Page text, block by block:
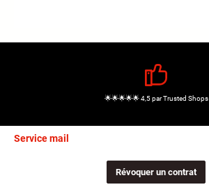
🌟🌟🌟🌟🌟 4,5 par Trusted Shops
Service mail
Révoquer un contrat